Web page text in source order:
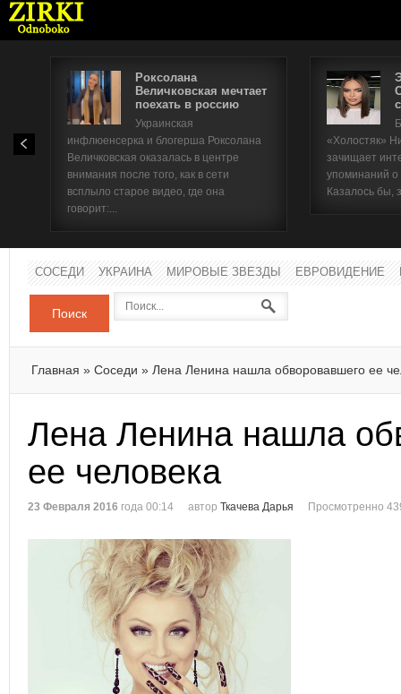
Роксолана
Величковская мечтает
поехать в россию
Украинская
инфлюенсерка и блогерша Роксолана
Величковская оказалась в центре
внимания после того, как в сети
всплыло старое видео, где она
говорит:...
«Холостяк»
зачищает
упоминаний
Казалось бы,
СОСЕДИ УКРАИНА МИРОВЫЕ ЗВЕЗДЫ ЕВРОВИДЕНИЕ
Поиск
Главная » Соседи » Лена Ленина нашла обворовавшего ее
Лена Ленина нашла
ее человека
23 Февраля 2016 года 00:14 автор Ткачева Дарья Просмотренно
Имя